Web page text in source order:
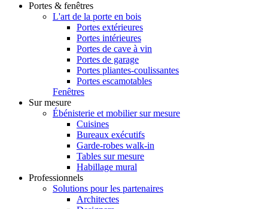
Portes & fenêtres
L'art de la porte en bois
Portes extérieures
Portes intérieures
Portes de cave à vin
Portes de garage
Portes pliantes-coulissantes
Portes escamotables
Fenêtres
Sur mesure
Ébénisterie et mobilier sur mesure
Cuisines
Bureaux exécutifs
Garde-robes walk-in
Tables sur mesure
Habillage mural
Professionnels
Solutions pour les partenaires
Architectes